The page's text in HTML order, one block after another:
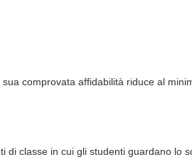
comprovata affidabilità riduce al
classe in cui gli studenti guardano lo